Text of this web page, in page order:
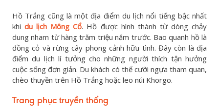
Hồ Trắng cũng là một địa điểm du lịch nổi tiếng bậc nhất
khidu lịch Mông Cổ. Hồ được hình thành từ dòng chảy
dung nham từ hàng trăm triệu năm trước. Bao quanh hồ là
đồng cỏ và rừng cây phong cảnh hữu tình. Đây còn là địa
điểm du lịch lí tưởng cho những người thích tận hưởng
cuộc sống đơn giản. Du khách có thể cưỡi ngựa tham quan,
chèo thuyền trên Hồ Trắng hoặc leo núi Khorgo.
Trang phục truyền thống